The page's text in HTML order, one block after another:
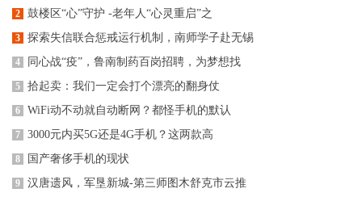
2 鼓楼区“心”守护 -老年人“心灵重启”之
3 探索失信联合惩戒运行机制，南师学子赴无锡
4 同心战“疫”，鲁南制药百岗招聘，为梦想找
5 拾起卖：我们一定会打个漂亮的翻身仗
6 WiFi动不动就自动断网？都怪手机的默认
7 3000元内买5G还是4G手机？这两款高
8 国产奢侈手机的现状
9 汉唐遗风，军垦新城-第三师图木舒克市云推